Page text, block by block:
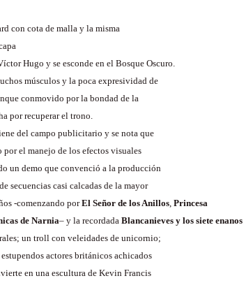
con cota de malla y la misma
Hugo y se esconde en el Bosque Oscuro.
músculos y la poca expresividad de
conmovido por la bondad de la
por recuperar el trono.
del campo publicitario y se nota que
por el manejo de los efectos visuales
un demo que convenció a la producción
secuencias casi calcadas de la mayor
-comenzando porEl Señor de los Anillos, Princesa
de Narnia– y la recordada Blancanieves y los siete enanos
un troll con veleidades de unicornio;
actores británicos achicados
en una escultura de Kevin Francis